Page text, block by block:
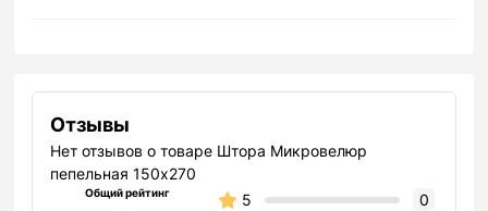
Отзывы
Нет отзывов о товаре Штора Микровелюр
пепельная 150х270
Общий рейтинг 5
0